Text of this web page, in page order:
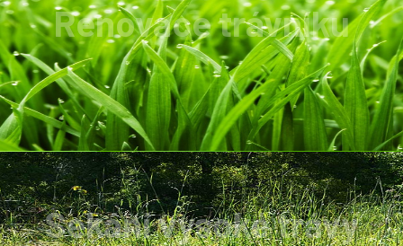
Renovace trávníku
Trávník zbavíme prořežeme, poté zbavíme
plevelů, mechu A samozřejmně zahustíme.
Sekání vysoké trávy